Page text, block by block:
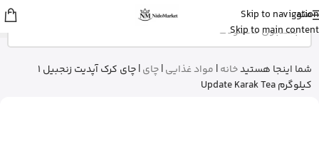
Skip to navigation
Skip to main content
منو
شما اینجا هستیدخانه| مواد غذایی|چای|
چای کرک آپدیت زنجبیل 1
کیلوگرم Update Karak Tea
شایلیاز تهران
ژل شستشوی بدن ویکتوریا سکرت رو
3 دقیقه پیش